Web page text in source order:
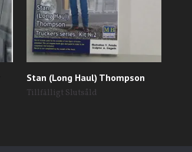
Stan (Long Haul) Thompson
Tillfälligt Slutsåld